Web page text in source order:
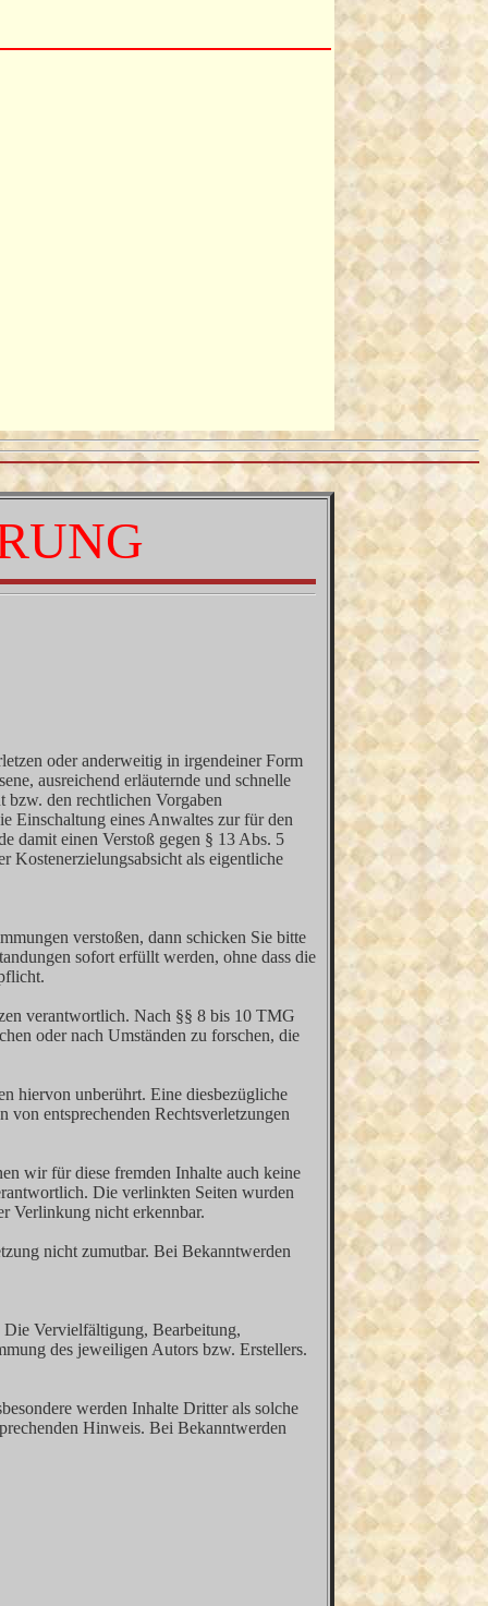
oder anderweitig in irgendeiner Form
ausreichend erläuternde und schnelle
bzw. den rechtlichen Vorgaben
Einschaltung eines Anwaltes zur für den
damit einen Verstoß gegen § 13 Abs. 5
Kostenerzielungsabsicht als eigentliche
verstoßen, dann schicken Sie bitte
sofort erfüllt werden, ohne dass die
verantwortlich. Nach §§ 8 bis 10 TMG
oder nach Umständen zu forschen, die
hiervon unberührt. Eine diesbezügliche
entsprechenden Rechtsverletzungen
wir für diese fremden Inhalte auch keine
Die verlinkten Seiten wurden
Verlinkung nicht erkennbar.
nicht zumutbar. Bei Bekanntwerden
Die Vervielfältigung, Bearbeitung,
des jeweiligen Autors bzw. Erstellers.
werden Inhalte Dritter als solche
Hinweis. Bei Bekanntwerden